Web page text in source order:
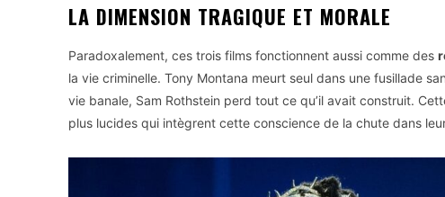
LA DIMENSION TRAGIQUE ET MORALE
Paradoxalement, ces trois films fonctionnent aussi comme des
la vie criminelle. Tony Montana meurt seul dans une fusillade
vie banale, Sam Rothstein perd tout ce qu’il avait construit.
plus lucides qui intègrent cette conscience de la chute dans